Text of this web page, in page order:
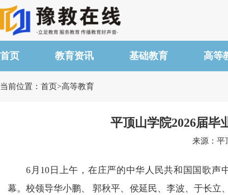
首页 教育资讯 基础教育 高等
当前位置：首页>高等教育
平顶山学院2026届毕
来源：平
6月10日上午，在庄严的中华人民共和国国歌声
幕。校领导华小鹏、 郭秋平、侯延民、李波、于长